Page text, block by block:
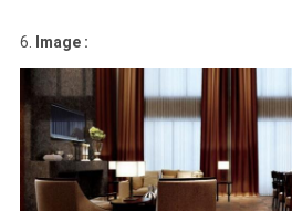
6. Image :